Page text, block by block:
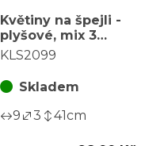
Květiny na špejli -
plyšové, mix 3
druhů, cena za 1 ks
KLS2099
Skladem
9
3 41cm